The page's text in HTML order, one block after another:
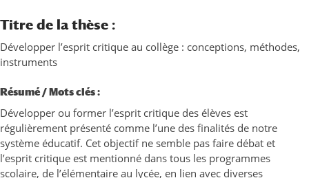
Titre de la thèse :
Développer l’esprit critique au collège : conceptions, méthodes,
instruments
Résumé / Mots clés :
Développer ou former l’esprit critique des élèves est
régulièrement présenté comme l’une des finalités de notre
système éducatif. Cet objectif ne semble pas faire débat et
l’esprit critique est mentionné dans tous les programmes
scolaire, de l’élémentaire au lycée, en lien avec diverses